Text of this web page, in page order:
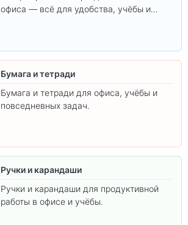
офиса — всё для удобства, учёбы и
Бумага и тетради
Бумага и тетради для офиса, учёбы и
повседневных задач.
Ручки и карандаши
Ручки и карандаши для продуктивной
работы в офисе и учёбы.